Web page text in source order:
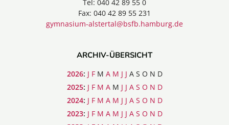
Tel: 040 42 89 55 0
Fax: 040 42 89 55 231
gymnasium-alstertal@bsfb.hamburg.de
ARCHIV-ÜBERSICHT
2026: J F M A M J J A S O N D
2025: J F M A M J J A S O N D
2024: J F M A M J J A S O N D
2023: J F M A M J J A S O N D